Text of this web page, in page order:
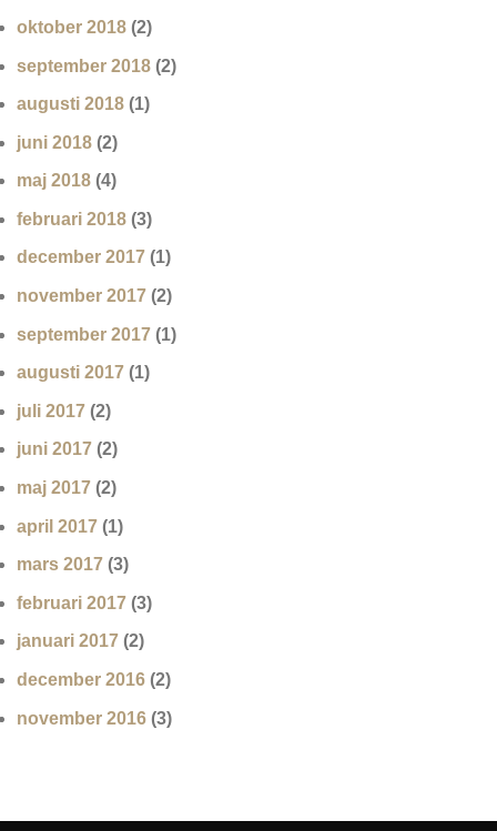
oktober 2018 (2)
september 2018 (2)
augusti 2018 (1)
juni 2018 (2)
maj 2018 (4)
februari 2018 (3)
december 2017 (1)
november 2017 (2)
september 2017 (1)
augusti 2017 (1)
juli 2017 (2)
juni 2017 (2)
maj 2017 (2)
april 2017 (1)
mars 2017 (3)
februari 2017 (3)
januari 2017 (2)
december 2016 (2)
november 2016 (3)